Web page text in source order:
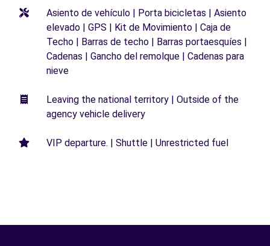
Asiento de vehículo | Porta bicicletas | Asiento
elevado | GPS | Kit de Movimiento | Caja de
Techo | Barras de techo | Barras portaesquíes |
Cadenas | Gancho del remolque | Cadenas para
nieve
Leaving the national territory | Outside of the
agency vehicle delivery
VIP departure. | Shuttle | Unrestricted fuel